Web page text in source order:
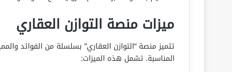
ميزات منصة التوازن العقاري
تتميز منصة “التوازن العقاري” بسلسلة من الفوائد
المناسبة. تشمل هذه الميزات: